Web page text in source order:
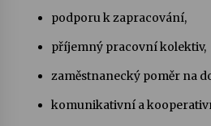
28. 7. 2026
Votavžatský ploty
23. 7. 2026
podporu k zapracování,
příjemný pracovní kolektiv,
zaměstnanecký poměr na
komunikativní a